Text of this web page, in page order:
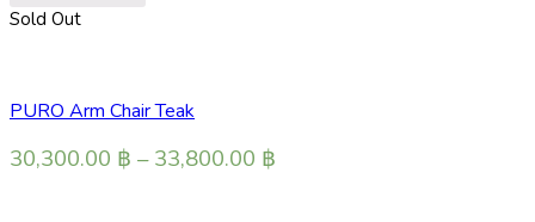
Sold Out
PURO Arm Chair Teak
30,300.00 ฿ –33,800.00 ฿